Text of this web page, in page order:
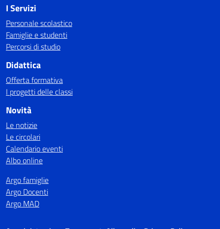
I Servizi
Personale scolastico
Famiglie e studenti
Percorsi di studio
Didattica
Offerta formativa
I progetti delle classi
Novità
Le notizie
Le circolari
Calendario eventi
Albo online
Argo famiglie
Argo Docenti
Argo MAD